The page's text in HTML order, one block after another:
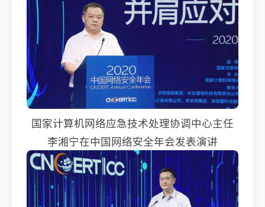
国家计算机网络应急技术处理协调中心主任
李湘宁在中国网络安全年会发表演讲